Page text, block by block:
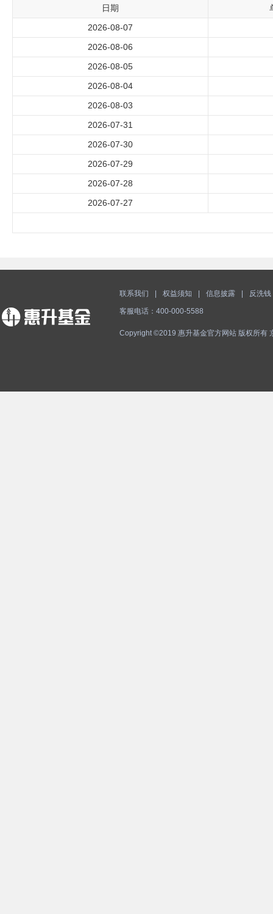
日期
2026-08-07
2026-08-06
2026-08-05
2026-08-04
2026-08-03
2026-07-31
2026-07-30
2026-07-29
2026-07-28
2026-07-27
联系我们 权益须知 信息披露 反洗钱
客服电话：400-000-5588
Copyright ©2019 惠升基金官方网站 版权所有